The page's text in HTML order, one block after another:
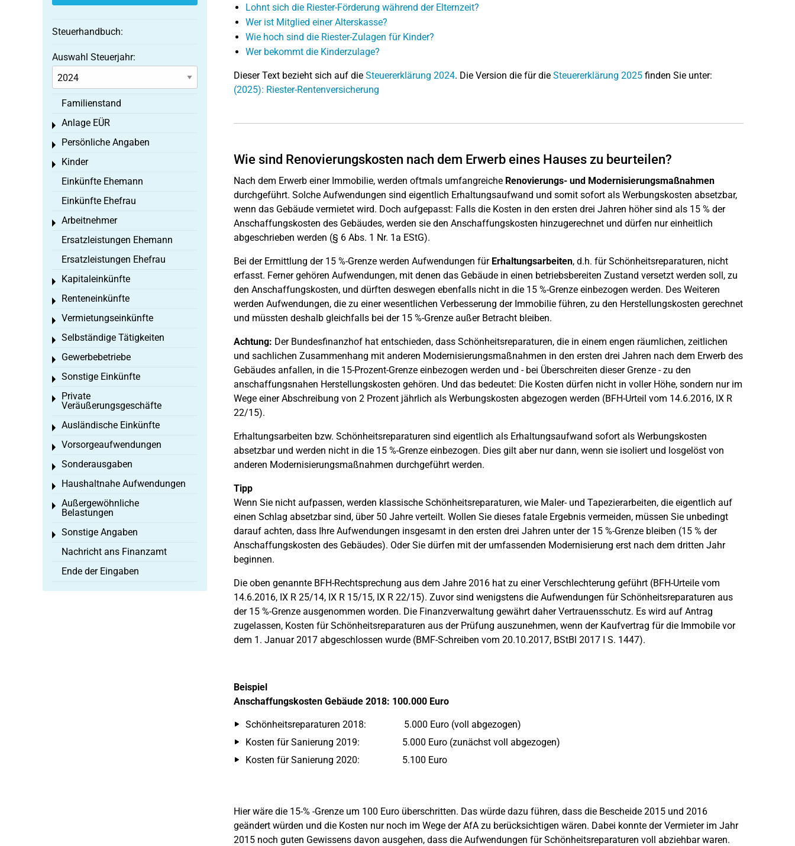
Lohnt sich die Riester-Förderung während der Elternzeit?
Wer ist Mitglied einer Alterskasse?
Wie hoch sind die Riester-Zulagen für Kinder?
Wer bekommt die Kinderzulage?
Dieser Text bezieht sich auf die Steuererklärung 2024. Die Version die für die Steuererklärung 2025finden Sie unter:
(2025): Riester-Rentenversicherung
Wie sind Renovierungskosten nach dem Erwerb eines Hauses zu beurteilen?
Nach dem Erwerb einer Immobilie, werden oftmals umfangreiche Renovierungs- und Modernisierungsmaßnahmen
durchgeführt. Solche Aufwendungen sind eigentlich Erhaltungsaufwand und somit sofort als Werbungskosten absetzbar,
wenn das Gebäude vermietet wird. Doch aufgepasst: Falls die Kosten in den ersten drei Jahren höher sind als 15 % der
Anschaffungskosten des Gebäudes, werden sie den Anschaffungskosten hinzugerechnet und dürfen nur einheitlich
abgeschrieben werden (§ 6 Abs. 1 Nr. 1a EStG).
Bei der Ermittlung der 15 %-Grenze werden Aufwendungen für Erhaltungsarbeiten, d.h. für Schönheitsreparaturen, nicht
erfasst. Ferner gehören Aufwendungen, mit denen das Gebäude in einen betriebsbereiten Zustand versetzt werden soll, zu
den Anschaffungskosten, und dürften deswegen ebenfalls nicht in die 15 %-Grenze einbezogen werden. Des Weiteren
werden Aufwendungen, die zu einer wesentlichen Verbesserung der Immobilie führen, zu den Herstellungskosten gerechnet
und müssten deshalb gleichfalls bei der 15 %-Grenze außer Betracht bleiben.
Achtung: Der Bundesfinanzhof hat entschieden, dass Schönheitsreparaturen, die in einem engen räumlichen, zeitlichen
und sachlichen Zusammenhang mit anderen Modernisierungsmaßnahmen in den ersten drei Jahren nach dem Erwerb des
Gebäudes anfallen, in die 15-Prozent-Grenze einbezogen werden und - bei Überschreiten dieser Grenze - zu den
anschaffungsnahen Herstellungskosten gehören. Und das bedeutet: Die Kosten dürfen nicht in voller Höhe, sondern nur im
Wege einer Abschreibung von 2 Prozent jährlich als Werbungskosten abgezogen werden (BFH-Urteil vom 14.6.2016, IX R
22/15).
Erhaltungsarbeiten bzw. Schönheitsreparaturen sind eigentlich als Erhaltungsaufwand sofort als Werbungskosten
absetzbar und werden nicht in die 15 %-Grenze einbezogen. Dies gilt aber nur dann, wenn sie isoliert und losgelöst von
anderen Modernisierungsmaßnahmen durchgeführt werden.
Tipp
Wenn Sie nicht aufpassen, werden klassische Schönheitsreparaturen, wie Maler- und Tapezierarbeiten, die eigentlich auf
einen Schlag absetzbar sind, über 50 Jahre verteilt. Wollen Sie dieses fatale Ergebnis vermeiden, müssen Sie unbedingt
darauf achten, dass Ihre Aufwendungen insgesamt in den ersten drei Jahren unter der 15 %-Grenze bleiben (15 % der
Anschaffungskosten des Gebäudes). Oder Sie dürfen mit der umfassenden Modernisierung erst nach dem dritten Jahr
beginnen.
Die oben genannte BFH-Rechtsprechung aus dem Jahre 2016 hat zu einer Verschlechterung geführt (BFH-Urteile vom
14.6.2016, IX R 25/14, IX R 15/15, IX R 22/15). Zuvor sind wenigstens die Aufwendungen für Schönheitsreparaturen aus
der 15 %-Grenze ausgenommen worden. Die Finanzverwaltung gewährt daher Vertrauensschutz. Es wird auf Antrag
zugelassen, Kosten für Schönheitsreparaturen aus der Prüfung auszunehmen, wenn der Kaufvertrag für die Immobile vor
dem 1. Januar 2017 abgeschlossen wurde (BMF-Schreiben vom 20.10.2017, BStBl 2017 I S. 1447).
Beispiel
Anschaffungskosten Gebäude 2018: 100.000 Euro
Schönheitsreparaturen 2018: 5.000 Euro (voll abgezogen)
Kosten für Sanierung 2019: 5.000 Euro (zunächst voll abgezogen)
Kosten für Sanierung 2020: 5.100 Euro
Hier wäre die 15-% -Grenze um 100 Euro überschritten. Das würde dazu führen, dass die Bescheide 2015 und 2016
geändert würden und die Kosten nur noch im Wege der AfA zu berücksichtigen wären. Dabei konnte der Vermieter im Jahr
2015 noch guten Gewissens davon ausgehen, dass die Aufwendungen für Schönheitsreparaturen voll abziehbar waren.
Steuerhandbuch:
Auswahl Steuerjahr:
Familienstand
Anlage EÜR
Toggle menu
Persönliche Angaben
Toggle menu
Kinder
Toggle menu
Einkünfte Ehemann
Einkünfte Ehefrau
Arbeitnehmer
Toggle menu
Ersatzleistungen Ehemann
Ersatzleistungen Ehefrau
Kapitaleinkünfte
Toggle menu
Renteneinkünfte
Toggle menu
Vermietungseinkünfte
Toggle menu
Selbständige Tätigkeiten
Toggle menu
Gewerbebetriebe
Toggle menu
Sonstige Einkünfte
Toggle menu
Private
Veräußerungsgeschäfte
Toggle menu
Ausländische Einkünfte
Toggle menu
Vorsorgeaufwendungen
Toggle menu
Sonderausgaben
Toggle menu
Haushaltnahe Aufwendungen
Toggle menu
Außergewöhnliche
Belastungen
Toggle menu
Sonstige Angaben
Toggle menu
Nachricht ans Finanzamt
Ende der Eingaben